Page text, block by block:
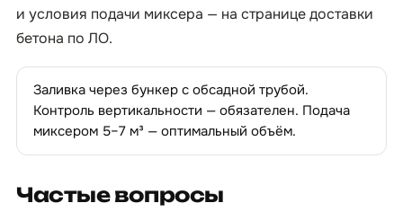
и условия подачи миксера — на страницедоставки
бетона по ЛО.
Заливка через бункер с обсадной трубой.
Контроль вертикальности — обязателен. Подача
миксером 5–7 м³ — оптимальный объём.
Частые вопросы